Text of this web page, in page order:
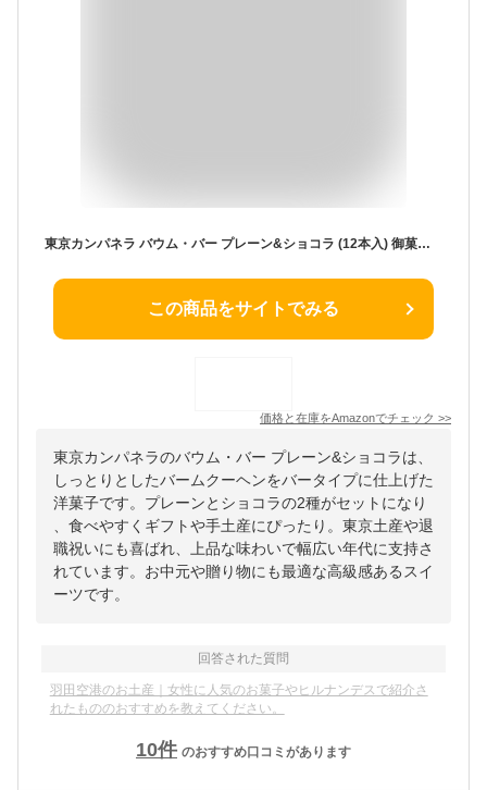
東京カンパネラ バウム・バー プレーン&ショコラ (12本入) 御菓子 ギフト 東京 バームクーヘン 退職 御菓子 東京土産 菓子折り クッキー ギフト 御菓子 洋菓子 焼き菓子 手土産 御菓子 人気 お土産 プレゼント ギフト 贈り物 バウム クリスマス
この商品をサイトでみる
価格と在庫をAmazonでチェック >>
東京カンパネラのバウム・バー プレーン&ショコラは、
しっとりとしたバームクーヘンをバータイプに仕上げた
洋菓子です。プレーンとショコラの2種がセットになり
、食べやすくギフトや手土産にぴったり。東京土産や退
職祝いにも喜ばれ、上品な味わいで幅広い年代に支持さ
れています。お中元や贈り物にも最適な高級感あるスイ
ーツです。
回答された質問
羽田空港のお土産｜女性に人気のお菓子やヒルナンデスで紹介さ
れたもののおすすめを教えてください。
10件 のおすすめ口コミがあります